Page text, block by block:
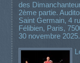
des
2ème partie.
Saint Germain, 4
Félibien, Paris,
30 novembre 2025.